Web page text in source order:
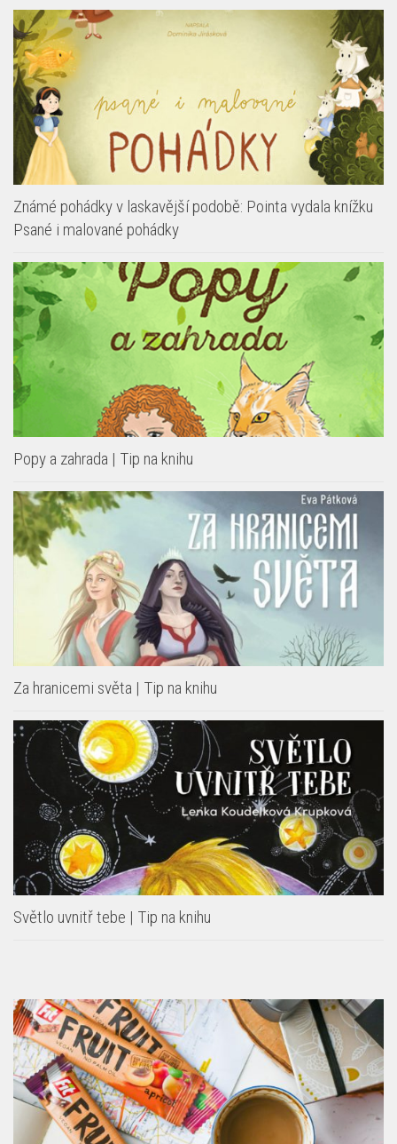
Známé pohádky v laskavější podobě: Pointa vydala knížku
Psané i malované pohádky
Popy a zahrada | Tip na knihu
Za hranicemi světa | Tip na knihu
Světlo uvnitř tebe | Tip na knihu